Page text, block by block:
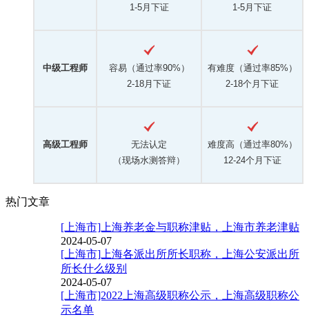
1-5月下证 1-5月下证
中级工程师
容易（通过率90%）
2-18月下证
有难度（通过率85%）
2-18个月下证
高级工程师
无法认定
（现场水测答辩）
难度高（通过率80%）
12-24个月下证
热门文章
[上海市]上海养老金与职称津贴，上海市养老津贴
2024-05-07
[上海市]上海各派出所所长职称，上海公安派出所
所长什么级别
2024-05-07
[上海市]2022上海高级职称公示，上海高级职称公
示名单